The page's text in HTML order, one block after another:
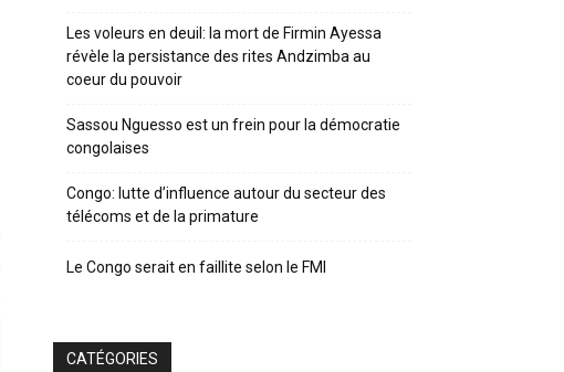
Les voleurs en deuil: la mort de Firmin Ayessa
révèle la persistance des rites Andzimba au
coeur du pouvoir
Sassou Nguesso est un frein pour la démocratie
congolaises
Congo: lutte d’influence autour du secteur des
télécoms et de la primature
Le Congo serait en faillite selon le FMI
CATÉGORIES